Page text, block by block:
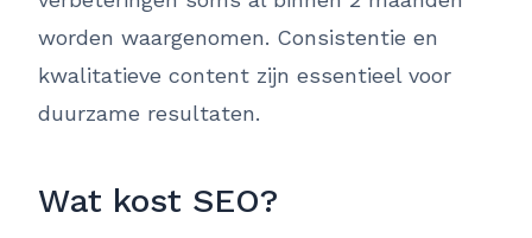
worden waargenomen. Consistentie en
kwalitatieve content zijn essentieel voor
duurzame resultaten.
Wat kost SEO?